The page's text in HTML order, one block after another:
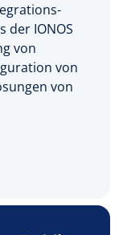
der IONOS
von
von
von